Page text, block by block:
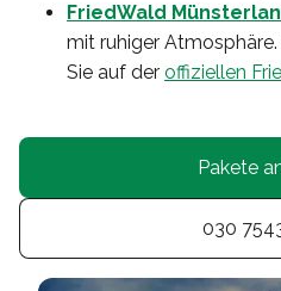
FriedWald
mit ruhiger
Sie auf der offiziellen
Pakete
030